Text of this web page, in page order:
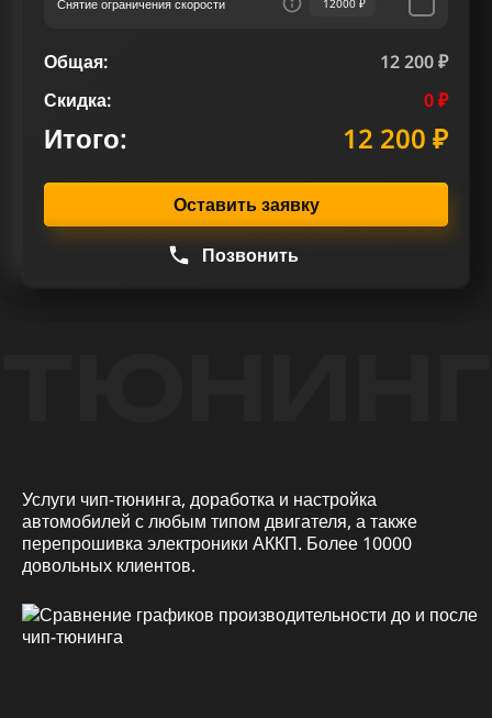
Снятие ограничения скорости 12000 ₽
Общая:
12 200 ₽
Скидка:
0 ₽
Итого: 12 200 ₽
Оставить заявку
Позвонить
Услуги чип-тюнинга, доработка и настройка
автомобилей с любым типом двигателя, а также
перепрошивка электроники АККП. Более 10000
довольных клиентов.